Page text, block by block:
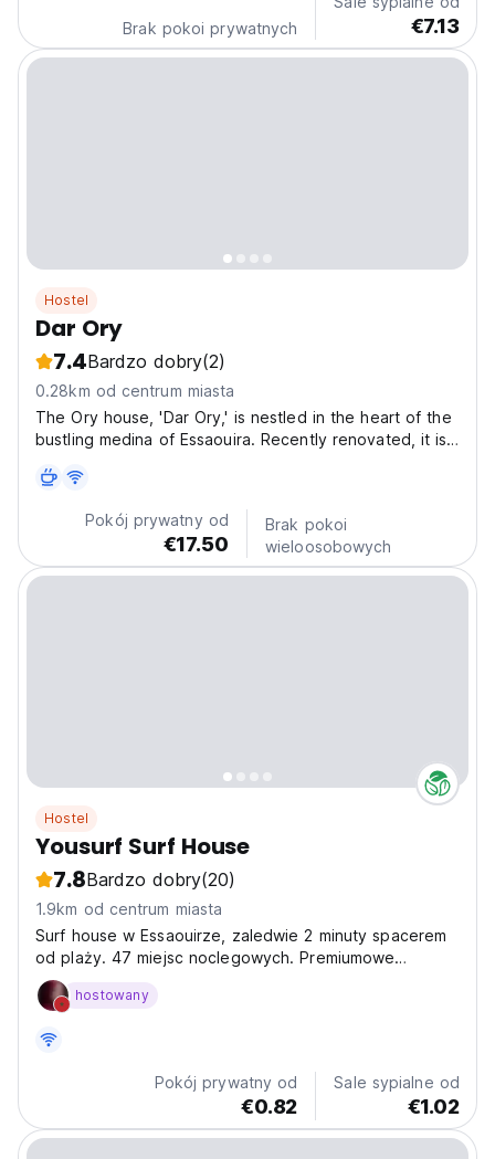
Brak pokoi prywatnych €7.13
Hostel
Dar Ory
7.4Bardzo dobry(2)
0.28km od centrum miasta
The Ory house, 'Dar Ory,' is nestled in the heart of the
bustling medina of Essaouira. Recently renovated, it is
around a central patio with a communal rooftop
terrace. It's a haven of peace where one can come...
Pokój prywatny od
€17.50
Brak pokoi
wieloosobowych
Hostel
Yousurf Surf House
7.8Bardzo dobry(20)
1.9km od centrum miasta
Surf house w Essaouirze, zaledwie 2 minuty spacerem
od plaży. 47 miejsc noclegowych. Premiumowe
dormitoria oraz prywatne pokoje. Każdy pokój ma
własną łazienkę – nawet dormitoria. Spokojna,
dostępne lekcje...
hostowany
Pokój prywatny od
€0.82
Sale sypialne od
€1.02